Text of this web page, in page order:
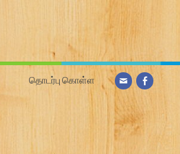
தொடர்பு கொள்ள